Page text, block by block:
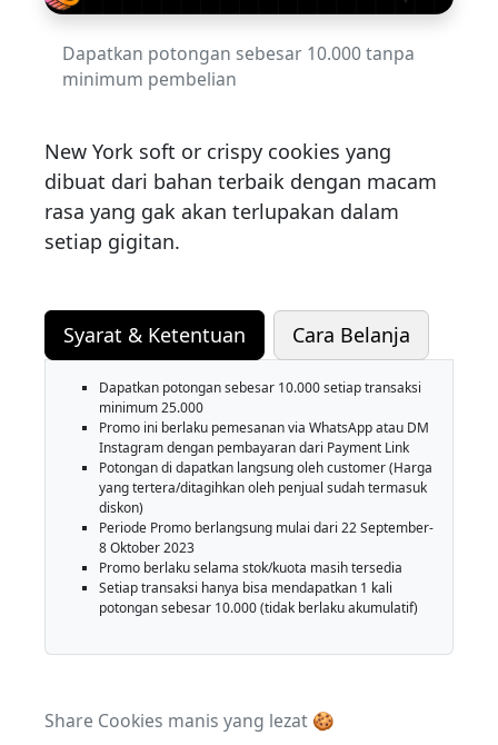
Dapatkan potongan sebesar 10.000 tanpa
minimum pembelian
New York soft or crispy cookies yang
dibuat dari bahan terbaik dengan macam
rasa yang gak akan terlupakan dalam
setiap gigitan.
Syarat & Ketentuan Cara Belanja
Dapatkan potongan sebesar 10.000 setiap transaksi
minimum 25.000
Promo ini berlaku pemesanan via WhatsApp atau DM
Instagram dengan pembayaran dari Payment Link
Potongan di dapatkan langsung oleh customer (Harga
yang tertera/ditagihkan oleh penjual sudah termasuk
diskon)
Periode Promo berlangsung mulai dari 22 September-
8 Oktober 2023
Promo berlaku selama stok/kuota masih tersedia
Setiap transaksi hanya bisa mendapatkan 1 kali
potongan sebesar 10.000 (tidak berlaku akumulatif)
Share Cookies manis yang lezat 🍪